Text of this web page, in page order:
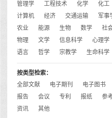
管理学
工程技术 化学 化工
计算机
经济 交通运输 军事
农业
能源 生物 数学 社
物理
文学 信息科学 心理学
语言
哲学 宗教学 生命科学
按类型检索：
全部文献
电子期刊 电子图书
报告
会议 专利 报纸 参
资讯
其他